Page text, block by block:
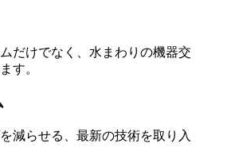
だけでなく、水まわりの機器交
す。
減らせる、最新の技術を取り入